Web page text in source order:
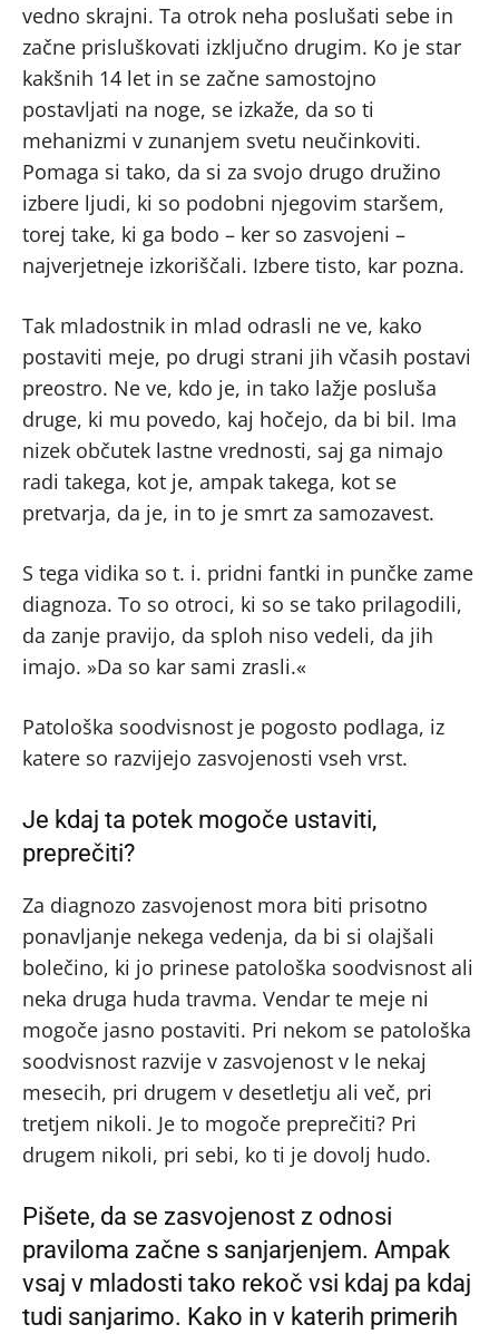
vedno skrajni. Ta otrok neha poslušati sebe in
začne prisluškovati izključno drugim. Ko je star
kakšnih 14 let in se začne samostojno
postavljati na noge, se izkaže, da so ti
mehanizmi v zunanjem svetu neučinkoviti.
Pomaga si tako, da si za svojo drugo družino
izbere ljudi, ki so podobni njegovim staršem,
torej take, ki ga bodo – ker so zasvojeni –
najverjetneje izkoriščali. Izbere tisto, kar pozna.
Tak mladostnik in mlad odrasli ne ve, kako
postaviti meje, po drugi strani jih včasih postavi
preostro. Ne ve, kdo je, in tako lažje posluša
druge, ki mu povedo, kaj hočejo, da bi bil. Ima
nizek občutek lastne vrednosti, saj ga nimajo
radi takega, kot je, ampak takega, kot se
pretvarja, da je, in to je smrt za samozavest.
S tega vidika so t. i. pridni fantki in punčke zame
diagnoza. To so otroci, ki so se tako prilagodili,
da zanje pravijo, da sploh niso vedeli, da jih
imajo. »Da so kar sami zrasli.«
Patološka soodvisnost je pogosto podlaga, iz
katere so razvijejo zasvojenosti vseh vrst.
Je kdaj ta potek mogoče ustaviti,
preprečiti?
Za diagnozo zasvojenost mora biti prisotno
ponavljanje nekega vedenja, da bi si olajšali
bolečino, ki jo prinese patološka soodvisnost ali
neka druga huda travma. Vendar te meje ni
mogoče jasno postaviti. Pri nekom se patološka
soodvisnost razvije v zasvojenost v le nekaj
mesecih, pri drugem v desetletju ali več, pri
tretjem nikoli. Je to mogoče preprečiti? Pri
drugem nikoli, pri sebi, ko ti je dovolj hudo.
Pišete, da se zasvojenost z odnosi
praviloma začne s sanjarjenjem. Ampak
vsaj v mladosti tako rekoč vsi kdaj pa kdaj
tudi sanjarimo. Kako in v katerih primerih